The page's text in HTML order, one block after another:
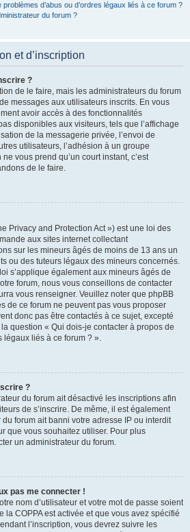
d’abus ou d’ordres légaux liés à ce forum ?
du forum ?
et d’inscription
?
de le faire, mais les administrateurs du forum
messages aux utilisateurs inscrits. En vous
avoir accès à des fonctionnalités
disponibles aux visiteurs, tels que l’affichage
de la messagerie privée, l’envoi de
utilisateurs, l’adhésion à un groupe
ne vous prend qu’un court instant, c’est
de le faire.
Privacy and Protection Act ») est une loi des
aux sites internet collectant
sur les mineurs âgés de moins de 13 ans un
ou des tuteurs légaux des mineurs concernés.
s’applique également aux mineurs âgés de
forum, nous vous conseillons de contacter
vous renseigner. Veuillez noter que phpBB
de ce forum ne peuvent pas vous proposer
donc pas être contactés à ce sujet, excepté
question « Qui dois-je contacter à propos de
légaux liés à ce forum ? ».
?
du forum ait désactivé les inscriptions afin
de s’inscrire. De même, il est également
forum ait banni votre adresse IP ou interdit
que vous souhaitez utiliser. Pour plus
un administrateur du forum.
pas me connecter !
nom d’utilisateur et votre mot de passe soient
la COPPA est activée et que vous avez spécifié
l’inscription, vous devrez suivre les